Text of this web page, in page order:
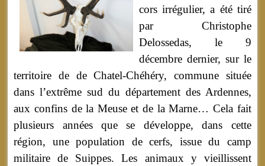
cors irrégulier, a été tiré
par Christophe
Delossedas, le 9
décembre dernier, sur le
territoire de de Chatel-Chéhéry, commune située
dans l’extrême sud du département des Ardennes,
aux confins de la Meuse et de la Marne… Cela fait
plusieurs années que se développe, dans cette
région, une population de cerfs, issue du camp
militaire de Suippes. Les animaux y vieillissent